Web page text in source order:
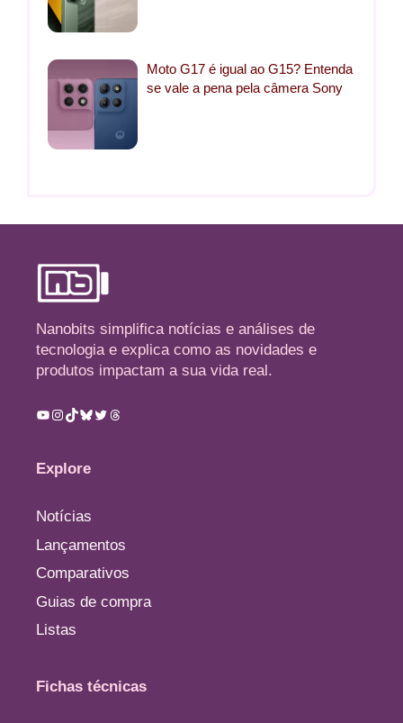
Moto G17 é igual ao G15? Entenda
se vale a pena pela câmera Sony
Nanobits simplifica notícias e análises de
tecnologia e explica como as novidades e
produtos impactam a sua vida real.
Youtube
Instagram
TikTok
Bluesky
TwitterThreads
Explore
Notícias
Lançamentos
Comparativos
Guias de compra
Listas
Fichas técnicas